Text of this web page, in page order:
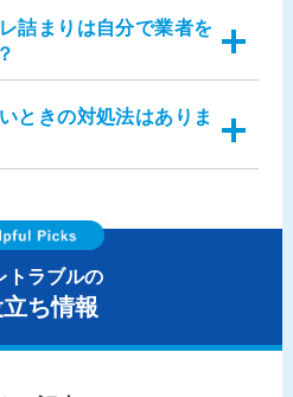
詰まりは自分で業者を
ときの対処法はありま
トラブルの
ち情報